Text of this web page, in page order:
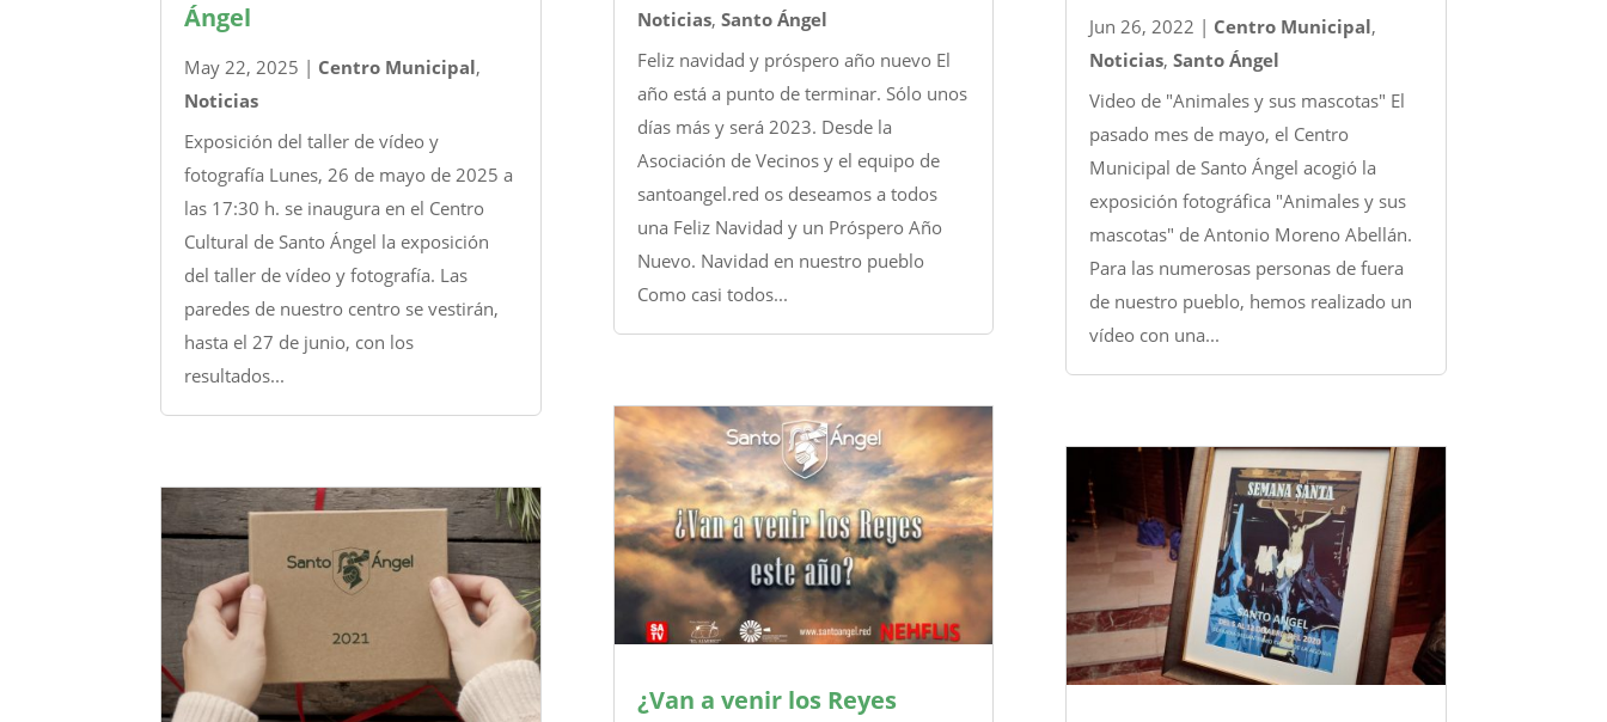
Ángel
May 22, 2025 | Centro Municipal,
Noticias
Exposición del taller de vídeo y
fotografía Lunes, 26 de mayo de 2025 a
las 17:30 h. se inaugura en el Centro
Cultural de Santo Ángel la exposición
del taller de vídeo y fotografía. Las
paredes de nuestro centro se vestirán,
hasta el 27 de junio, con los
resultados...
Noticias, Santo Ángel
Feliz navidad y próspero año nuevo El
año está a punto de terminar. Sólo unos
días más y será 2023. Desde la
Asociación de Vecinos y el equipo de
santoangel.red os deseamos a todos
una Feliz Navidad y un Próspero Año
Nuevo. Navidad en nuestro pueblo
Como casi todos...
¿Van a venir los Reyes
Jun 26, 2022 | Centro Municipal,
Noticias, Santo Ángel
Video de "Animales y sus mascotas" El
pasado mes de mayo, el Centro
Municipal de Santo Ángel acogió la
exposición fotográfica "Animales y sus
mascotas" de Antonio Moreno Abellán.
Para las numerosas personas de fuera
de nuestro pueblo, hemos realizado un
vídeo con una...